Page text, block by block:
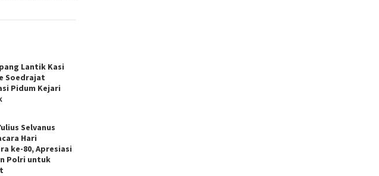
Lantik Kasi
Soedrajat
Pidum Kejari
Selvanus
Hari
ke-80, Apresiasi
Polri untuk